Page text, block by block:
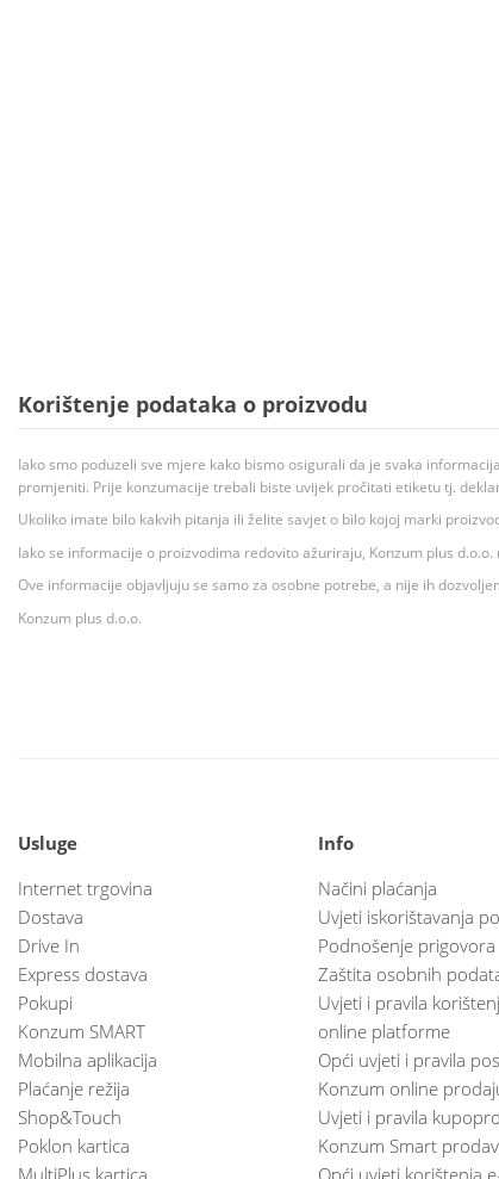
Korištenje podataka o proizvodu
Iako smo poduzeli sve mjere kako bismo osigurali da je svaka
promjeniti. Prije konzumacije trebali biste uvijek pročitati etiketu tj.
Ukoliko imate bilo kakvih pitanja ili želite savjet o bilo kojoj marki
Iako se informacije o proizvodima redovito ažuriraju, Konzum plus
Ove informacije objavljuju se samo za osobne potrebe, a nije ih
Konzum plus d.o.o.
Usluge
Internet trgovina
Dostava
Drive In
Express dostava
Pokupi
Konzum SMART
Mobilna aplikacija
Plaćanje režija
Shop&Touch
Poklon kartica
MultiPlus kartica
Info
Načini plaćanja
Uvjeti iskorištavanja
Podnošenje prigovora
Zaštita osobnih
Uvjeti i pravila
online platforme
Opći uvjeti i pravila
Konzum online
Uvjeti i pravila
Konzum Smart
Opći uvjeti korištenja